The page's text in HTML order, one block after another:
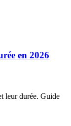
en 2026
leur durée. Guide